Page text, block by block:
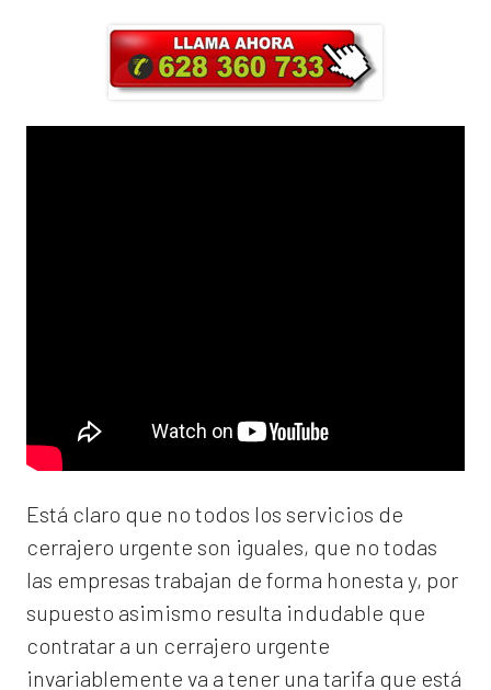
Está claro que no todos los servicios de
cerrajero urgente son iguales, que no todas
las empresas trabajan de forma honesta y, por
supuesto asimismo resulta indudable que
contratar a un cerrajero urgente
invariablemente va a tener una tarifa que está